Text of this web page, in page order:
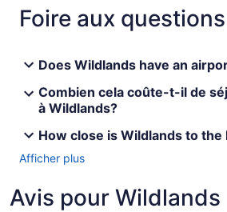
Foire aux questions
Does Wildlands have an
Combien cela coûte-t-il de
à Wildlands?
How close is Wildlands to the
Afficher plus
Avis pour Wildlands